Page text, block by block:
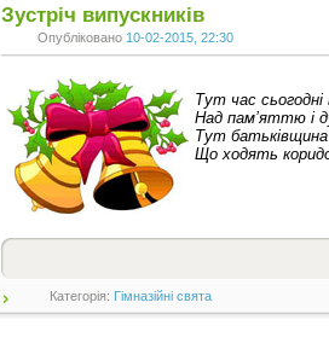
Зустріч випускників
Опубліковано 10-02-2015, 22:30
Тут час сьогодні
Над пам’яттю і
Тут батьківщина
Що ходять
Категорія: Гімназійні свята